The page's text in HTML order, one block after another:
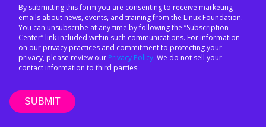
By submitting this form you are consenting to receive marketing
emails about news, events, and training from the Linux Foundation.
You can unsubscribe at any time by following the “Subscription
Center” link included within such communications. For information
on our privacy practices and commitment to protecting your
privacy, please review our Privacy Policy. We do not sell your
contact information to third parties.